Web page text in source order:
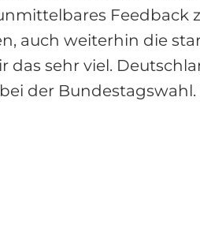
Feedback
auch weiterhin die
sehr viel.
der Bundestagswahl.